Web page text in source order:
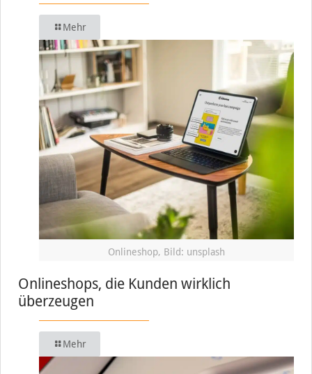
Mehr
Onlineshop, Bild: unsplash
Onlineshops, die Kunden wirklich
überzeugen
Mehr